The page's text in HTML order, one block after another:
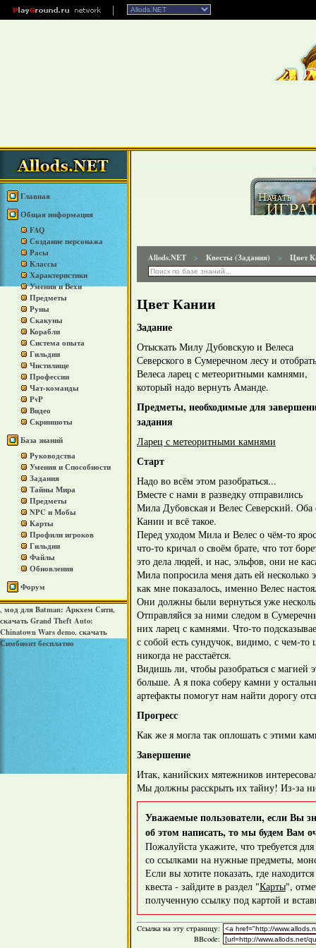
Главная
Общая информация
FAQ
Создание персонажа
Расы
Классы
Характеристики
Умения и Вехи
Предметы
Руны
Скакуны
Корабли
Система опыта
Гильдии
Чистилище
Профессии
Чат-команды
PvP
Видео
Скриншоты
База знаний
Руководства
Умения и Способности
Задания
Тайны Мира
Предметы
NPC и Мобы
Карты
Профили игроков
Гильдии
Файлы
Обновления
Форум
, мод для Batman: Аркхем Сити,
скачать Grand Theft Auto:
Chinatown Wars demo, скачать
Симбионт бесплатно
Allods.NET > Квесты (Задания) > Цвет
Цвет Кании
Задание
Отыскать Милу Дубовскую и Велеса
Северского в Сумеречном лесу и
Велеса ларец с метеоритными камнями,
который надо вернуть Аманде.
Предметы, необходимые для
задания
Ларец с метеоритными камнями
Старт
Надо во всём этом разобраться...
Вместе с нами в разведку отправились
Мила Дубовская и Велес Северский.
Кании и всё такое.
Перед уходом Мила и Велес о чём-то
что-то кричал о своём брате, что тот
это дела людей, и нас, эльфов, они не
Мила попросила меня дать ей
как мне показалось, именно Велес
Они должны были вернуться уже
Отправляйся за ними следом в
них ларец с камнями. Что-то
с собой есть сундучок, видимо, с чем-
никогда не расстаётся.
Видишь ли, чтобы разобраться с
больше. А я пока соберу камни у
артефакты помогут нам найти дорогу
Прогресс
Как же я могла так оплошать с этими
Завершение
Итак, канийских мятежников
Мы должны расскрыть их тайну! Из-за
Уважаемые пользователи, если Вы
об этом написать, то мы будем Вам
Пожалуйста укажите, что требуется
со ссылками на нужные предметы,
Если вы хотите показать, где
квеста - зайдите в раздел "Карты",
полученную ссылку под картой и
Cсылка на эту страницу:
BBcode: